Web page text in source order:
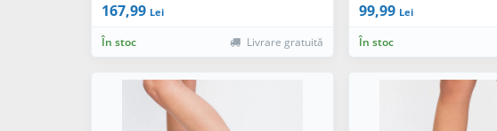
167,99 Lei
În stoc Livrare gratuită
99,99 Lei
În stoc